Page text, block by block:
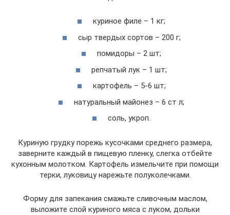
куриное филе – 1 кг;
сыр твердых сортов – 200 г;
помидоры – 2 шт;
репчатый лук – 1 шт;
картофель – 5-6 шт;
натуральный майонез – 6 ст л;
соль, укроп.
Куриную грудку порежь кусочками среднего размера,
заверните каждый в пищевую пленку, слегка отбейте
кухонным молотком. Картофель измельчите при помощи
терки, луковицу нарежьте полуколечками.
Форму для запекания смажьте сливочным маслом,
выложите слой куриного мяса с луком, дольки